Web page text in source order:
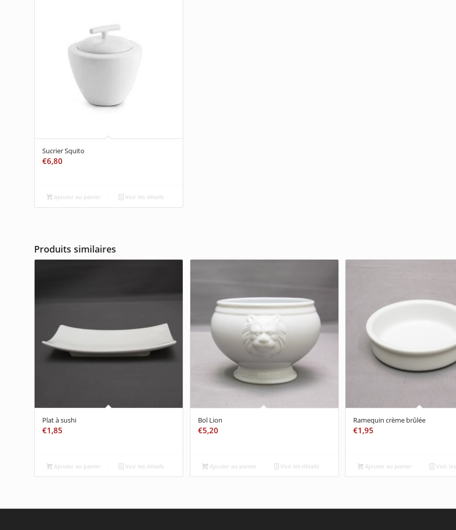
Sucrier Squito
€6,80
Ajouter au panier Voir les détails
Produits similaires
Plat à sushi
€1,85
Ajouter au panier Voir les détails
Bol Lion
€5,20
Ajouter au panier Voir les détails
Ramequin crème brûlée
€1,95
Ajouter au panier Voir